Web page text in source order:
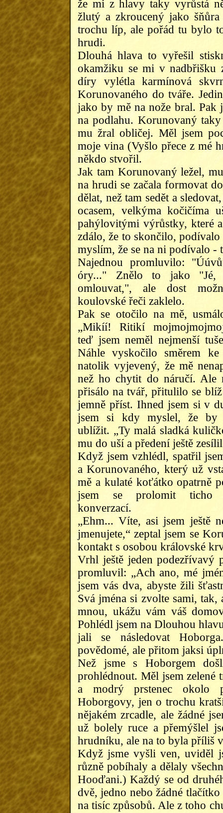
že mi z hlavy taky vyrůstá
žlutý a zkroucený jako
trochu líp, ale pořád tu bylo
hrudi.
Dlouhá hlava to vyřešil
okamžiku se mi v nadbřišku
díry vylétla karmínová
Korunovaného do tváře.
jako by mě na nože bral. Pak
na podlahu. Korunovaný
mu žral obličej. Měl jsem
moje vina (Vyšlo přece z mé
někdo stvořil.
Jak tam Korunovaný ležel,
na hrudi se začala formovat
dělat, než tam sedět a
ocasem, velkýma kočičíma
pahýlovitými výrůstky, které
zdálo, že to skončilo,
myslím, že se na ni podívalo -
Najednou promluvilo:
óry..." Znělo to jako "Jé,
omlouvat,", ale dost
koulovské řeči zaklelo.
Pak se otočilo na mě,
„Mikíí! Ritikí
teď jsem neměl nejmenší
Náhle vyskočilo směrem
natolik vyjevený, že mě
než ho chytit do náručí. Ale
přisálo na tvář, přitulilo se
jemně příst. Ihned jsem si v
jsem si kdy myslel, že by
ublížit. „Ty malá sladká
mu do uší a předení ještě
Když jsem vzhlédl, spatřil
a Korunovaného, který už
mě a kulaté koťátko opatrně
jsem se prolomit ticho
konverzací.
„Ehm... Víte, asi jsem ještě
jmenujete,“ zeptal jsem se
kontakt s osobou královské
Vrhl ještě jeden podezřívavý
promluvil: „Ach ano, mé
jsem vás dva, abyste žili
Svá jména si zvolte sami,
mnou, ukážu vám váš
Pohlédl jsem na Dlouhou
jali se následovat
povědomé, ale přitom jaksi
Než jsme s Hoborgem
prohlédnout. Měl jsem zelené
a modrý prstenec okolo
Hoborgovy, jen o trochu
nějakém zrcadle, ale žádné
už bolely ruce a přemýšlel
hrudníku, ale na to byla příliš
Když jsme vyšli ven, uviděl
různě pobíhaly a dělaly
Hooďani.) Každý se od
dvě, jedno nebo žádné
na tisíc způsobů. Ale z toho